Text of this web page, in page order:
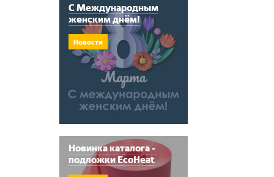
С Международным
женским днём!
Новости
Новинка каталога -
подложки EcoHeat